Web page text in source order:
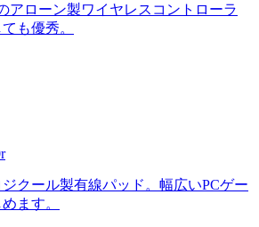
アローン製ワイヤレスコントローラ
も優秀。
クール製有線パッド。幅広いPCゲー
ます。